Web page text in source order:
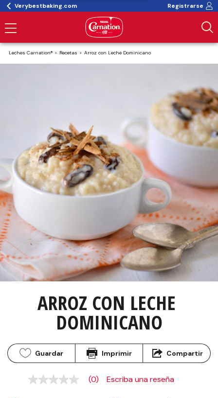
Verybestbaking.com Registrarse
Leches Carnation® Recetas Arroz con Leche Dominicano
ARROZ CON LECHE
DOMINICANO
Guardar Imprimir Compartir
Sin
(0) Escriba una reseña